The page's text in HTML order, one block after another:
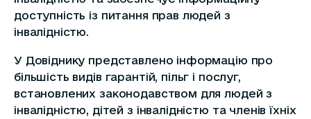
доступність із питання прав людей з
інвалідністю.
У Довіднику представлено інформацію про
більшість видів гарантій, пільг і послуг,
встановлених законодавством для людей з
інвалідністю, дітей з інвалідністю та членів їхніх